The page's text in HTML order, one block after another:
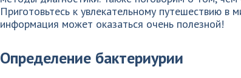
Приготовьтесь к увлекательному путешествию в
информация может оказаться очень полезной!
Определение бактериурии